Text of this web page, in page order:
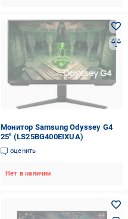
Монитор Samsung Odyssey G4
25" (LS25BG400EIXUA)
оценить
Нет в наличии